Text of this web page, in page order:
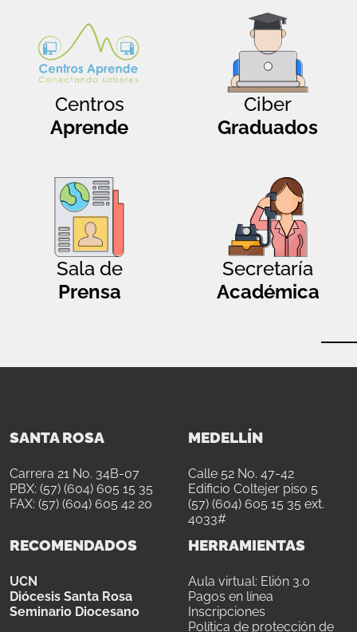
Centros
Aprende
Ciber
Graduados
Sala de
Prensa
Secretaría
Académica
SANTA ROSA
Carrera 21 No. 34B-07
PBX: (57) (604) 605 15 35
FAX: (57) (604) 605 42 20
MEDELLÍN
Calle 52 No. 47-42
Edificio Coltejer piso 5
(57) (604) 605 15 35 ext.
4033#
RECOMENDADOS
UCN
Diócesis Santa Rosa
Seminario Diocesano
HERRAMIENTAS
Aula virtual: Elión 3.0
Pagos en línea
Inscripciones
Política de protección de